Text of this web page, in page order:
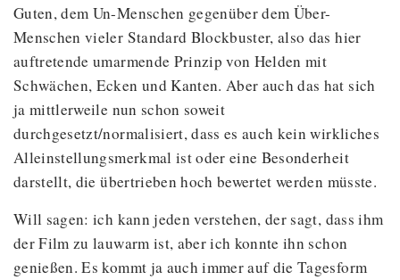
Guten, dem Un-Menschen gegenüber dem Über-
Menschen vieler Standard Blockbuster, also das hier
auftretende umarmende Prinzip von Helden mit
Schwächen, Ecken und Kanten. Aber auch das hat sich
ja mittlerweile nun schon soweit
durchgesetzt/normalisiert, dass es auch kein wirkliches
Alleinstellungsmerkmal ist oder eine Besonderheit
darstellt, die übertrieben hoch bewertet werden müsste.
Will sagen: ich kann jeden verstehen, der sagt, dass ihm
der Film zu lauwarm ist, aber ich konnte ihn schon
genießen. Es kommt ja auch immer auf die Tagesform